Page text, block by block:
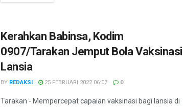
Kerahkan Babinsa, Kodim
0907/Tarakan Jemput Bola Vaksinasi
Lansia
BY REDAKSI 25 FEBRUARI 2022 06:07 0
Tarakan - Mempercepat capaian vaksinasi bagi lansia di